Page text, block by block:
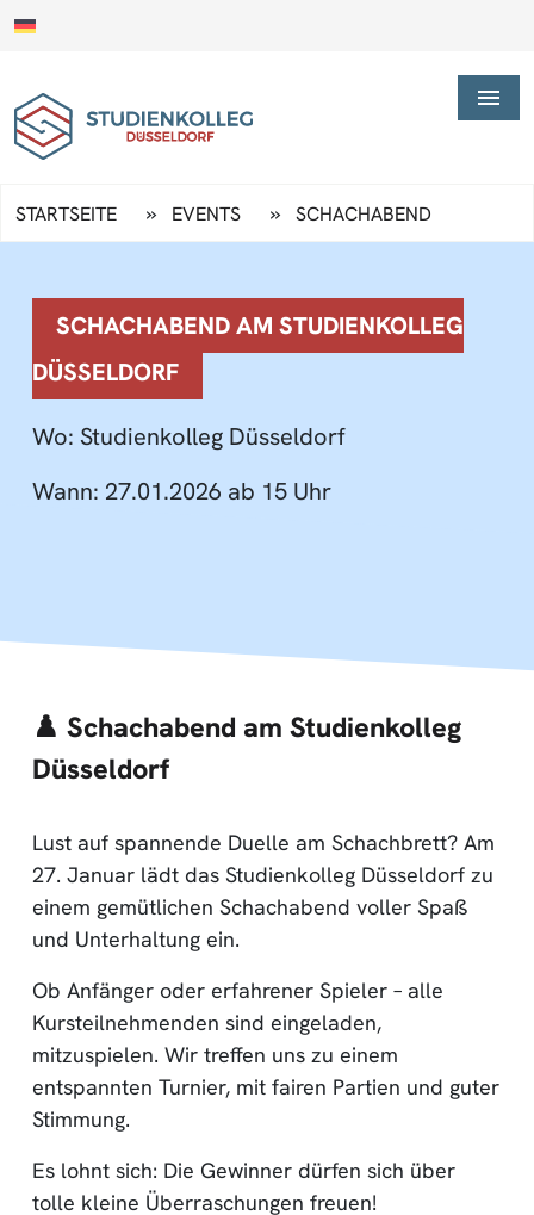
STARTSEITE » EVENTS » SCHACHABEND
SCHACHABEND AM STUDIENKOLLEG
DÜSSELDORF
Wo: Studienkolleg Düsseldorf
Wann: 27.01.2026 ab 15 Uhr
♟️ Schachabend am Studienkolleg
Düsseldorf
Lust auf spannende Duelle am Schachbrett? Am
27. Januar lädt das Studienkolleg Düsseldorf zu
einem gemütlichen Schachabend voller Spaß
und Unterhaltung ein.
Ob Anfänger oder erfahrener Spieler – alle
Kursteilnehmenden sind eingeladen,
mitzuspielen. Wir treffen uns zu einem
entspannten Turnier, mit fairen Partien und guter
Stimmung.
Es lohnt sich: Die Gewinner dürfen sich über
tolle kleine Überraschungen freuen!